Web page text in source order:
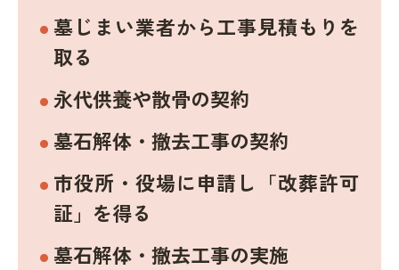
墓じまい業者から工事見積もりを
取る
永代供養や散骨の契約
墓石解体・撤去工事の契約
市役所・役場に申請し「改葬許可
証」を得る
墓石解体・撤去工事の実施